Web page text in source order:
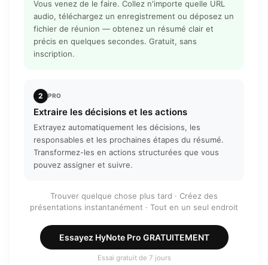
Vous venez de le faire. Collez n'importe quelle URL
audio, téléchargez un enregistrement ou déposez un
fichier de réunion — obtenez un résumé clair et
précis en quelques secondes. Gratuit, sans
inscription.
2 PRO
Extraire les décisions et les actions
Extrayez automatiquement les décisions, les
responsables et les prochaines étapes du résumé.
Transformez-les en actions structurées que vous
pouvez assigner et suivre.
Trouver quelque chose plus tard · Créez des
présentations instantanément · Tout en un seul endroit
Essayez HyNote Pro GRATUITEMENT
Essai gratuit de 7 jours